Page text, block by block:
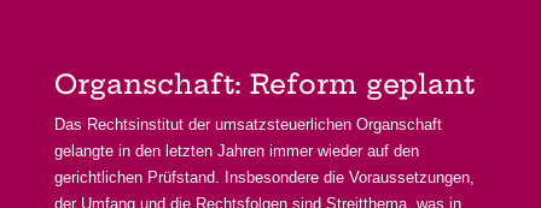
Organschaft: Reform geplant
Das Rechtsinstitut der umsatzsteuerlichen Organschaft
gelangte in den letzten Jahren immer wieder auf den
gerichtlichen Prüfstand. Insbesondere die Voraussetzungen,
der Umfang und die Rechtsfolgen sind Streitthema, was in